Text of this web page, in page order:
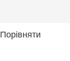
Порівняти